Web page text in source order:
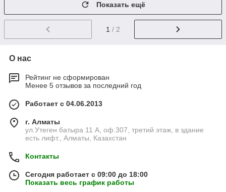
Показать ещё
1 / 2
О нас
Рейтинг не сформирован
Менее 5 отзывов за последний год
Работает с 04.06.2013
г. Алматы
ул.Утеген батыра 11 А, оф.307, третий этаж, в здание
есть лифт., Алматы, Казахстан
Контакты
Сегодня работает с 09:00 до 18:00
Показать весь график работы